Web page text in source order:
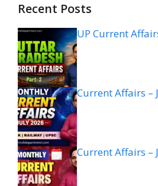
Recent Posts
UP Current
Current Affairs –
Current Affairs –